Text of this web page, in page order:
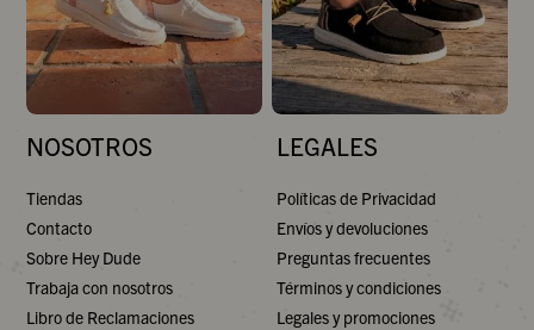
NOSOTROS
Tiendas
Contacto
Sobre Hey Dude
Trabaja con nosotros
Libro de Reclamaciones
LEGALES
Políticas de Privacidad
Envíos y devoluciones
Preguntas frecuentes
Términos y condiciones
Legales y promociones